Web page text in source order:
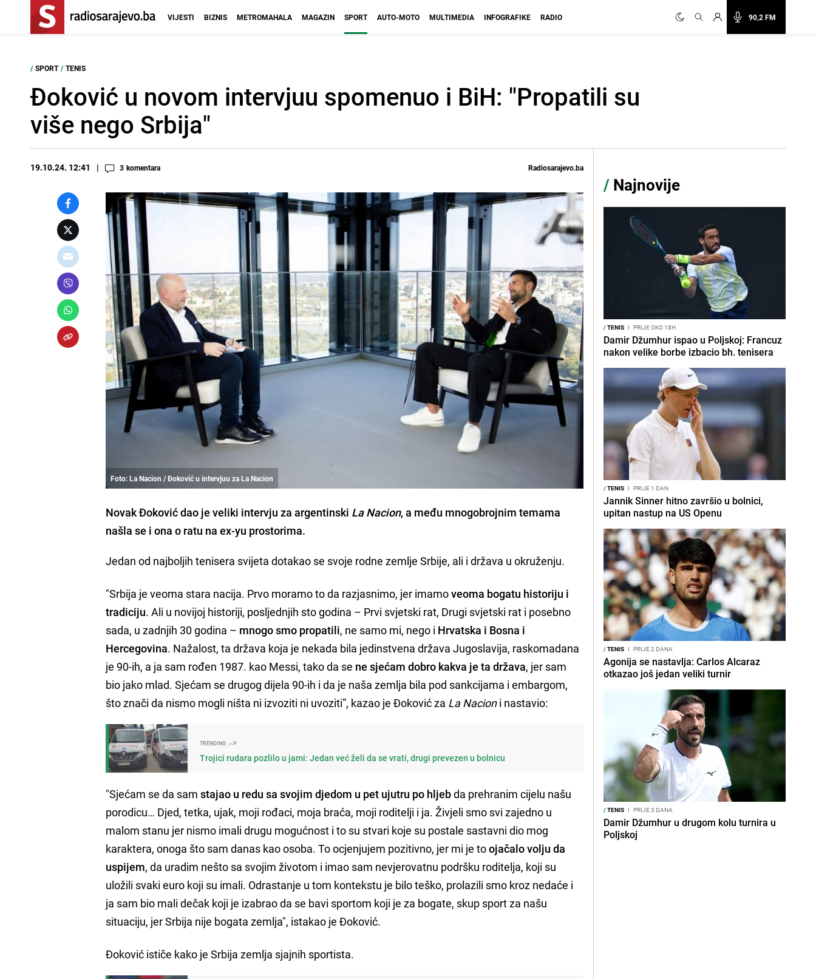
90,2 FM
VIJESTI BIZNIS METROMAHALA MAGAZIN SPORT AUTO-MOTO MULTIMEDIA INFOGRAFIKE RADIO
/ SPORT / TENIS
Đoković u novom intervjuu spomenuo i BiH: "Propatili su
više nego Srbija"
19.10.24. 12:41 3 komentara Radiosarajevo.ba
Foto: La Nacion / Đoković u intervjuu za La Nacion
Novak Đoković dao je veliki intervju za argentinski La Nacion, a među mnogobrojnim temama
našla se i ona o ratu na ex-yu prostorima.
Jedan od najboljih tenisera svijeta dotakao se svoje rodne zemlje Srbije, ali i država u okruženju.
"Srbija je veoma stara nacija. Prvo moramo to da razjasnimo, jer imamoveoma bogatu historiju i
tradiciju. Ali u novijoj historiji, posljednjih sto godina – Prvi svjetski rat, Drugi svjetski rat i posebno
sada, u zadnjih 30 godina – mnogo smo propatili, ne samo mi, nego i Hrvatska i Bosna i
Hercegovina. Nažalost, ta država koja je nekada bila jedinstvena država Jugoslavija, raskomadana
je 90-ih, a ja sam rođen 1987. kao Messi, tako da se ne sjećam dobro kakva je ta država, jer sam
bio jako mlad. Sjećam se drugog dijela 90-ih i da je naša zemlja bila pod sankcijama i embargom,
što znači da nismo mogli ništa ni izvoziti ni uvoziti”, kazao je Đoković za La Nacioni nastavio:
TRENDING
Trojici rudara pozlilo u jami: Jedan već želi da se vrati, drugi prevezen u bolnicu
"Sjećam se da samstajao u redu sa svojim djedom u pet ujutru po hljebda prehranim cijelu našu
porodicu… Djed, tetka, ujak, moji rođaci, moja braća, moji roditelji i ja. Živjeli smo svi zajedno u
malom stanu jer nismo imali drugu mogućnost i to su stvari koje su postale sastavni dio mog
karaktera, onoga što sam danas kao osoba. To ocjenjujem pozitivno, jer mi je toojačalo volju da
uspijem, da uradim nešto sa svojim životom i imao sam nevjerovatnu podršku roditelja, koji su
uložili svaki euro koji su imali. Odrastanje u tom kontekstu je bilo teško, prolazili smo kroz nedaće i
ja sam bio mali dečak koji je izabrao da se bavi sportom koji je za bogate, skup sport za našu
situaciju, jer Srbija nije bogata zemlja", istakao je Đoković.
Đoković ističe kako je Srbija zemlja sjajnih sportista.
/ Najnovije
/TENIS I PRIJE OKO 18H
Damir Džumhur ispao u Poljskoj: Francuz
nakon velike borbe izbacio bh. tenisera
/TENIS I PRIJE 1 DAN
Jannik Sinner hitno završio u bolnici,
upitan nastup na US Openu
/TENIS I PRIJE 2 DANA
Agonija se nastavlja: Carlos Alcaraz
otkazao još jedan veliki turnir
/TENIS I PRIJE 3 DANA
Damir Džumhur u drugom kolu turnira u
Poljskoj